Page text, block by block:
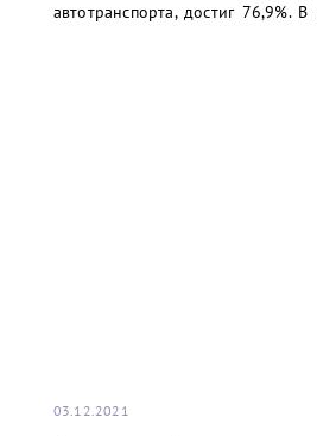
автотранспорта, достиг 76,9%.
ММПК «Бронка» территорией,
03.12.2021